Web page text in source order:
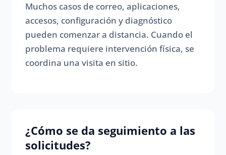
Muchos casos de correo, aplicaciones,
accesos, configuración y diagnóstico
pueden comenzar a distancia. Cuando el
problema requiere intervención física, se
coordina una visita en sitio.
¿Cómo se da seguimiento a las
solicitudes?